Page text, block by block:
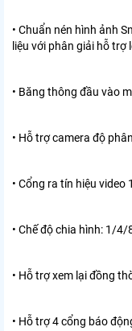
• Chuẩn nén hình ảnh
liệu với phân giải hỗ trợ
• Băng thông đầu vào
• Hỗ trợ camera độ
• Cổng ra tín hiệu video
• Chế độ chia hình: 1/4/
• Hỗ trợ xem lại đồng
• Hỗ trợ 4 cổng báo